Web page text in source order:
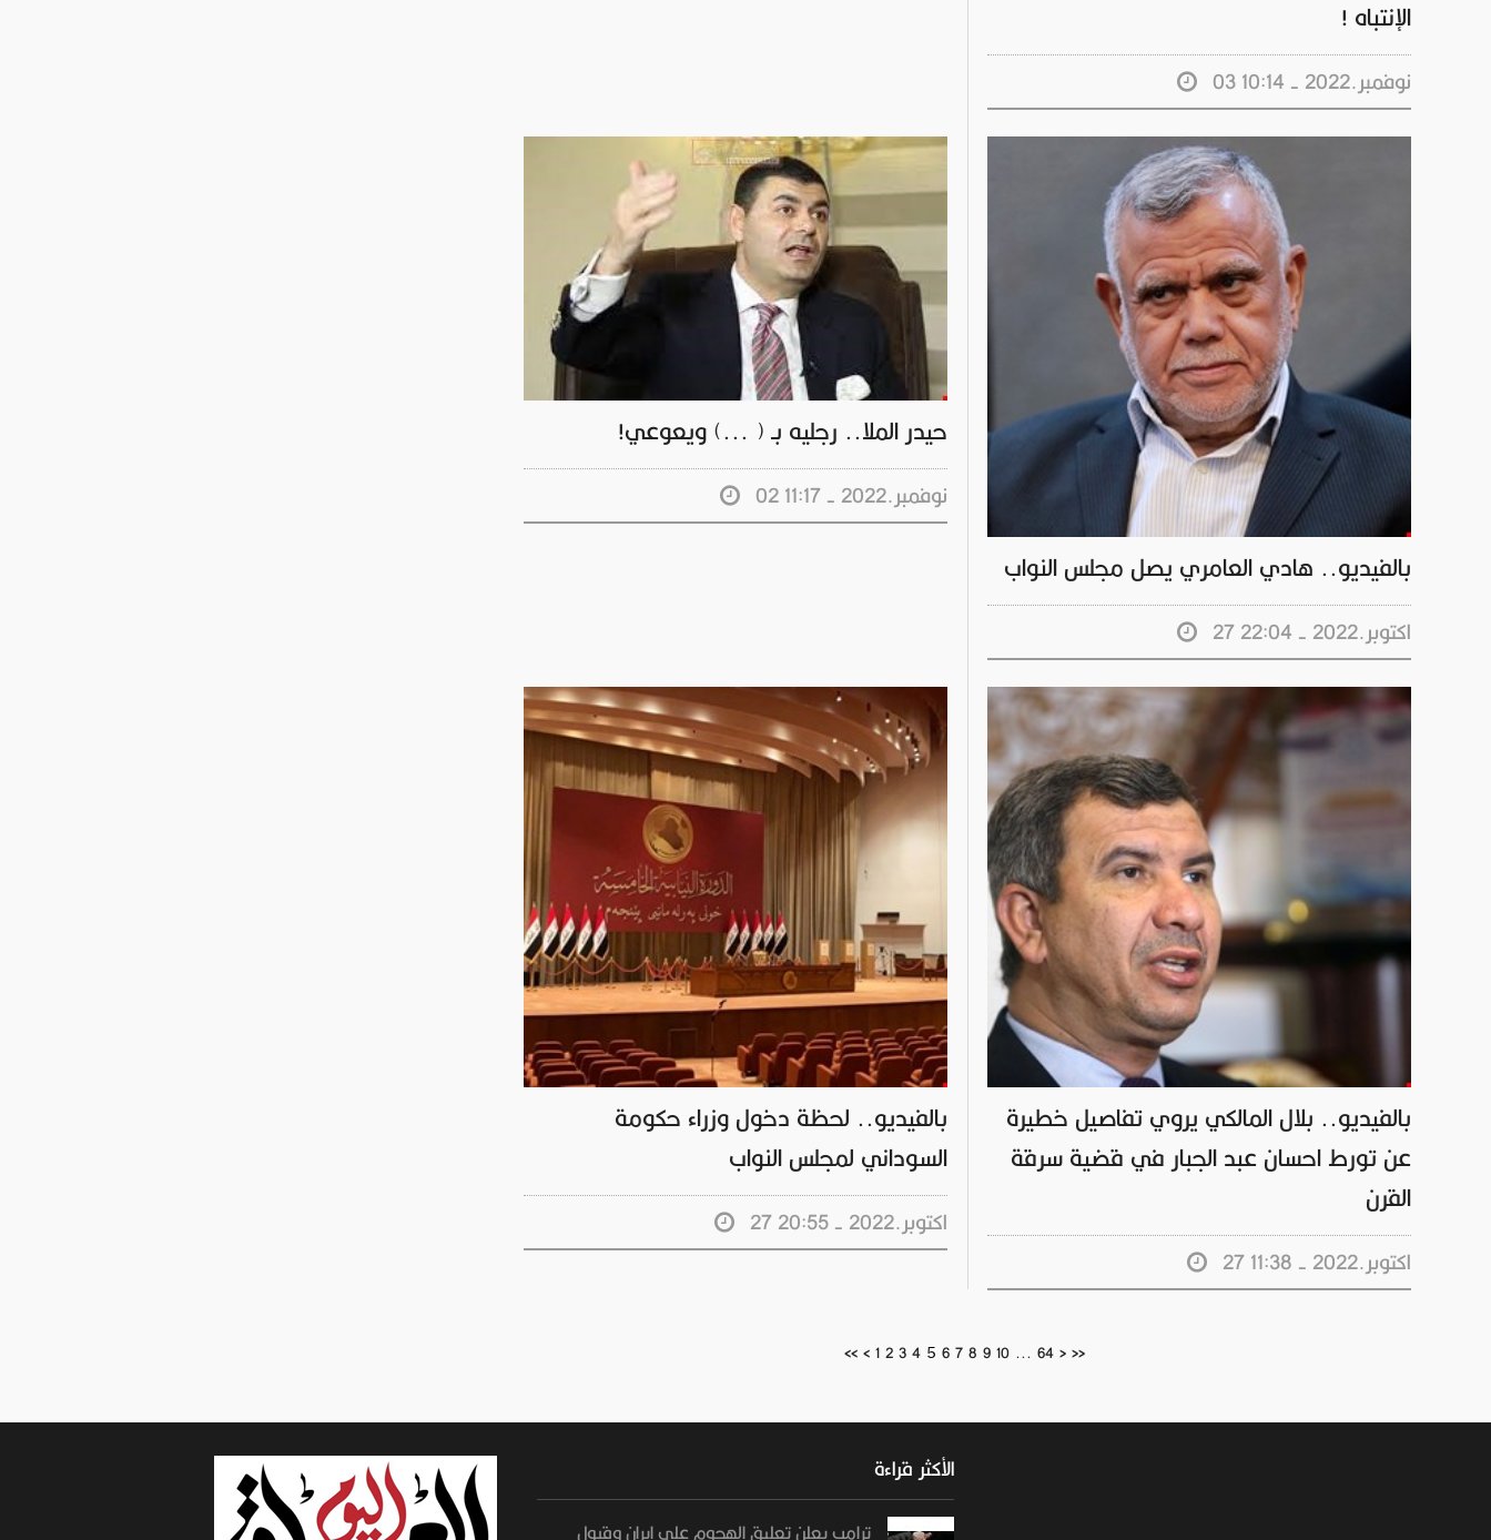
الإنتباه !
03 نوفمبر.2022 - 10:14
حيدر الملا.. رجليه بـ ( ...) ويعوعي!
02 نوفمبر.2022 - 11:17
بالفيديو.. هادي العامري يصل مجلس النواب
27 اكتوبر.2022 - 22:04
بالفيديو.. لحظة دخول وزراء حكومة
السوداني لمجلس النواب
27 اكتوبر.2022 - 20:55
بالفيديو.. بلال المالكي يروي تفاصيل خطيرة
عن تورط احسان عبد الجبار في قضية سرقة
القرن
27 اكتوبر.2022 - 11:38
<< < 1 2 3 4 5 6 7 8 9 10 ... 64 > >>
الأكثر قراءة
ترامب يعلن تعليق الهجوم على إيران وقبول